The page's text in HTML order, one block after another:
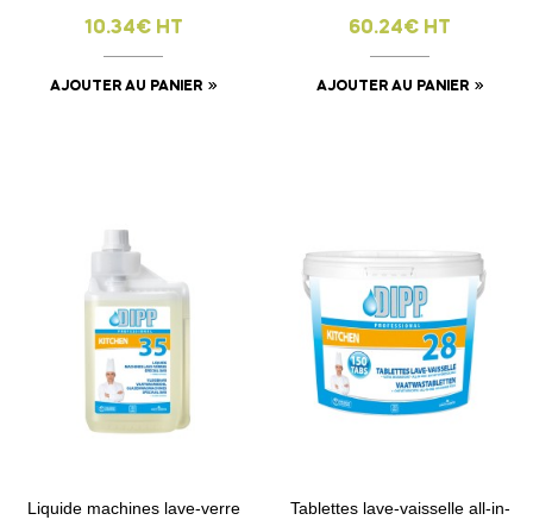
10.34€ HT
AJOUTER AU PANIER
60.24€ HT
AJOUTER AU PANIER
Liquide machines lave-verre
Tablettes lave-vaisselle all-in-